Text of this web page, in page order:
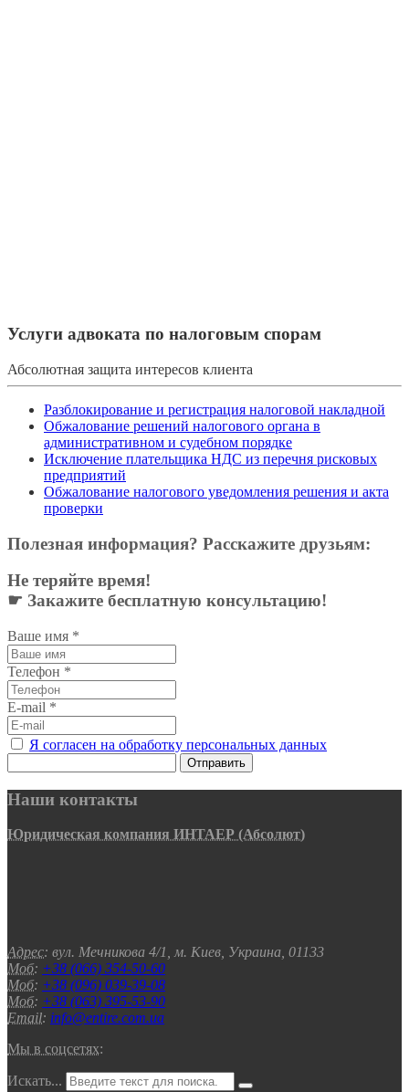
Услуги адвоката по налоговым спорам
Абсолютная защита интересов клиента
Разблокирование и регистрация налоговой накладной
Обжалование решений налогового органа в
административном и судебном порядке
Исключение плательщика НДС из перечня рисковых
предприятий
Обжалование налогового уведомления решения и акта
проверки
Полезная информация? Расскажите друзьям:
Не теряйте время!
☛ Закажите бесплатную консультацию!
Ваше имя *
Телефон *
E-mail *
Я согласен на обработку персональных данных
Отправить
Наши контакты
Юридическая компания ИНТАЕР (Абсолют)
Адрес: вул. Мечникова 4/1, м. Киев, Украина, 01133
Моб: +38 (066) 354-50-60
Моб: +38 (096) 039-39-08
Моб: +38 (063) 395-53-90
Email: info@entire.com.ua
Мы в соцсетях:
Искать...